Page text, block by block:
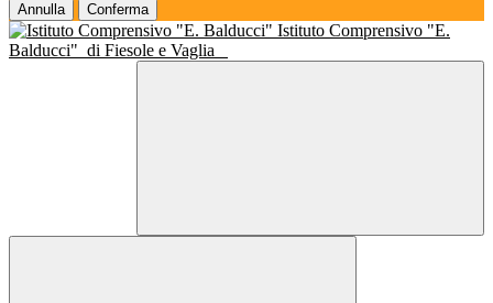
Annulla Conferma
Istituto Comprensivo "E.
Balducci" di Fiesole e Vaglia